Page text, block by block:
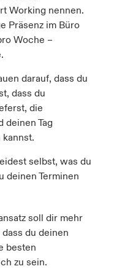
Working nennen.
Präsenz im Büro
Woche –
darauf, dass du
dass du
die
deinen Tag
selbst, was du
deinen Terminen
soll dir mehr
du deinen
besten
zu sein.